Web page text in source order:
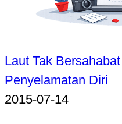
Laut Tak
Penyelamatan Diri
2015-07-14